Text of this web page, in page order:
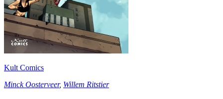
Kult Comics
Minck Oosterveer, Willem Ritstier